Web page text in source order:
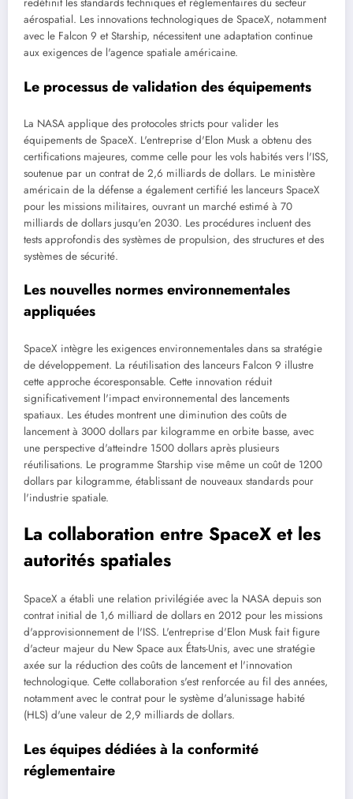
redéfinit les standards techniques et réglementaires du secteur
aérospatial. Les innovations technologiques de SpaceX, notamment
avec le Falcon 9 et Starship, nécessitent une adaptation continue
aux exigences de l'agence spatiale américaine.
Le processus de validation des équipements
La NASA applique des protocoles stricts pour valider les
équipements de SpaceX. L'entreprise d'Elon Musk a obtenu des
certifications majeures, comme celle pour les vols habités vers l'ISS,
soutenue par un contrat de 2,6 milliards de dollars. Le ministère
américain de la défense a également certifié les lanceurs SpaceX
pour les missions militaires, ouvrant un marché estimé à 70
milliards de dollars jusqu'en 2030. Les procédures incluent des
tests approfondis des systèmes de propulsion, des structures et des
systèmes de sécurité.
Les nouvelles normes environnementales
appliquées
SpaceX intègre les exigences environnementales dans sa stratégie
de développement. La réutilisation des lanceurs Falcon 9 illustre
cette approche écoresponsable. Cette innovation réduit
significativement l'impact environnemental des lancements
spatiaux. Les études montrent une diminution des coûts de
lancement à 3000 dollars par kilogramme en orbite basse, avec
une perspective d'atteindre 1500 dollars après plusieurs
réutilisations. Le programme Starship vise même un coût de 1200
dollars par kilogramme, établissant de nouveaux standards pour
l'industrie spatiale.
La collaboration entre SpaceX et les
autorités spatiales
SpaceX a établi une relation privilégiée avec la NASA depuis son
contrat initial de 1,6 milliard de dollars en 2012 pour les missions
d'approvisionnement de l'ISS. L'entreprise d'Elon Musk fait figure
d'acteur majeur du New Space aux États-Unis, avec une stratégie
axée sur la réduction des coûts de lancement et l'innovation
technologique. Cette collaboration s'est renforcée au fil des années,
notamment avec le contrat pour le système d'alunissage habité
(HLS) d'une valeur de 2,9 milliards de dollars.
Les équipes dédiées à la conformité
réglementaire